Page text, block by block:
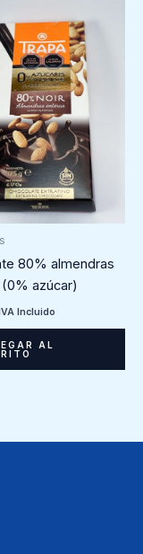
80% almendras
azúcar)
Incluido
AL